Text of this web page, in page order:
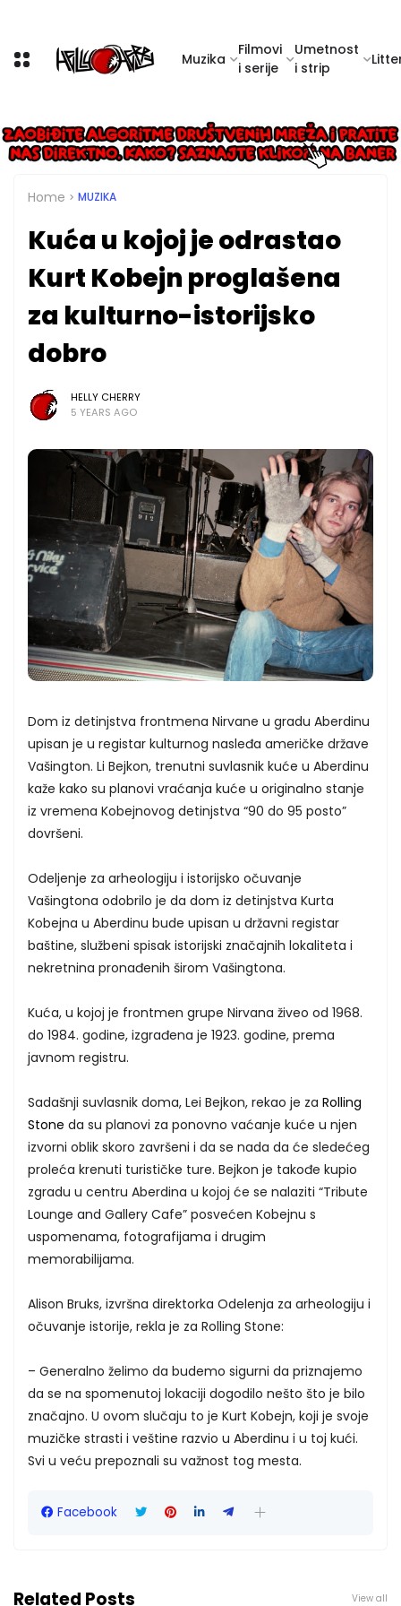
Muzika
Filmovi
i serije
Umetnost
i strip
Home MUZIKA
Kuća u kojoj je odrastao
Kurt Kobejn proglašena
za kulturno-istorijsko
dobro
HELLY CHERRY
5 YEARS AGO
Dom iz detinjstva frontmena Nirvane u gradu Aberdinu
upisan je u registar kulturnog nasleđa američke države
Vašington. Li Bejkon, trenutni suvlasnik kuće u Aberdinu
kaže kako su planovi vraćanja kuće u originalno stanje
iz vremena Kobejnovog detinjstva “90 do 95 posto”
dovršeni.
Odeljenje za arheologiju i istorijsko očuvanje
Vašingtona odobrilo je da dom iz detinjstva Kurta
Kobejna u Aberdinu bude upisan u državni registar
baštine, službeni spisak istorijski značajnih lokaliteta i
nekretnina pronađenih širom Vašingtona.
Kuća, u kojoj je frontmen grupe Nirvana živeo od 1968.
do 1984. godine, izgrađena je 1923. godine, prema
javnom registru.
Sadašnji suvlasnik doma, Lei Bejkon, rekao je za Rolling
Stone da su planovi za ponovno vaćanje kuće u njen
izvorni oblik skoro završeni i da se nada da će sledećeg
proleća krenuti turističke ture. Bejkon je takođe kupio
zgradu u centru Aberdina u kojoj će se nalaziti “Tribute
Lounge and Gallery Cafe” posvećen Kobejnu s
uspomenama, fotografijama i drugim
memorabilijama.
Alison Bruks, izvršna direktorka Odelenja za arheologiju i
očuvanje istorije, rekla je za Rolling Stone:
– Generalno želimo da budemo sigurni da priznajemo
da se na spomenutoj lokaciji dogodilo nešto što je bilo
značajno. U ovom slučaju to je Kurt Kobejn, koji je svoje
muzičke strasti i veštine razvio u Aberdinu i u toj kući.
Svi u veću prepoznali su važnost tog mesta.
Facebook
Related Posts View all